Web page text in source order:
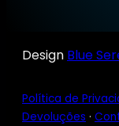
Design Blue
Política de
Devoluções ·